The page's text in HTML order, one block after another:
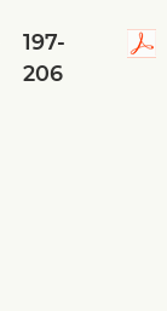
197-
206